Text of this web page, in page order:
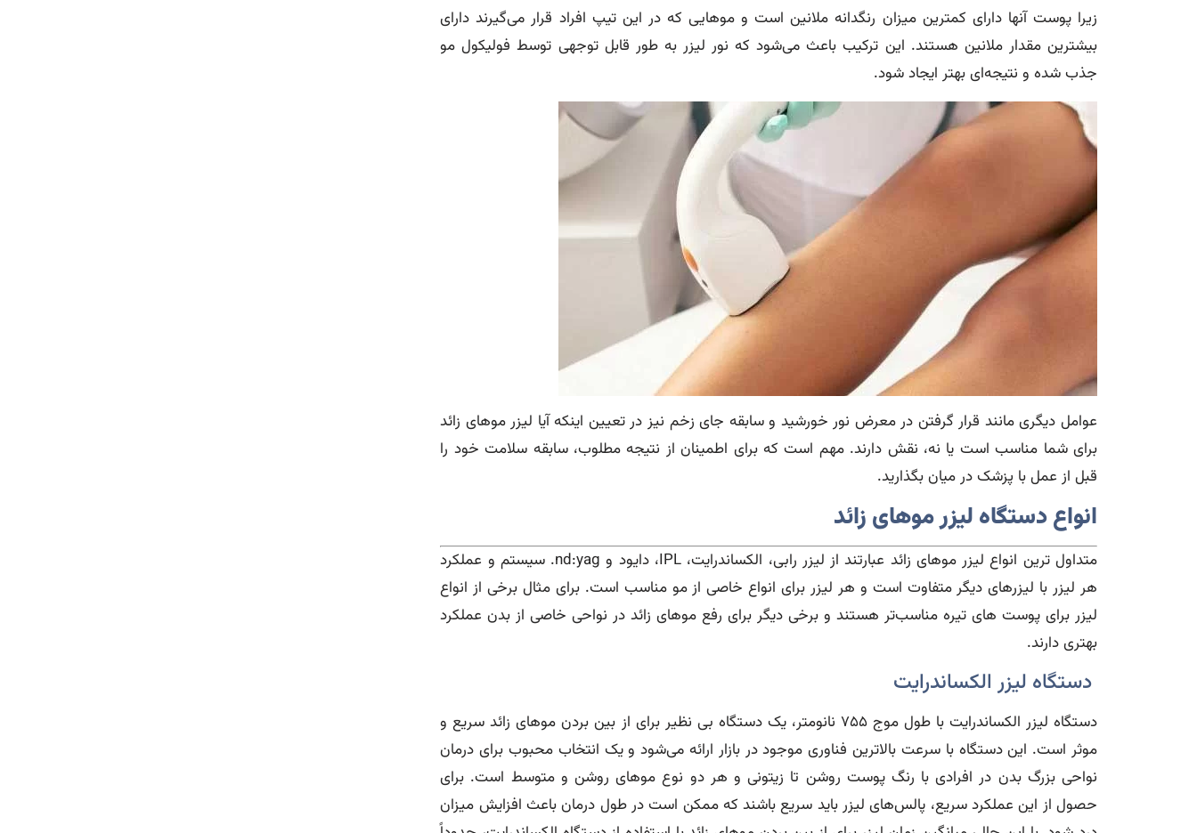
زیرا پوست آنها دارای کمترین میزان رنگدانه ملانین است و موهایی که در این تیپ افراد قرار می‌گیرند دارای
بیشترین مقدار ملانین هستند. این ترکیب باعث می‌شود که نور لیزر به طور قابل توجهی توسط فولیکول مو
جذب شده و نتیجه‌ای بهتر ایجاد شود.
عوامل دیگری مانند قرار گرفتن در معرض نور خورشید و سابقه جای زخم نیز در تعیین اینکه آیا لیزر موهای زائد
برای شما مناسب است یا نه، نقش دارند. مهم است که برای اطمینان از نتیجه مطلوب، سابقه سلامت خود را
قبل از عمل با پزشک در میان بگذارید.
انواع دستگاه لیزر موهای زائد
متداول‌ ترین انواع لیزر موهای زائد عبارتند از لیزر رابی، الکساندرایت، IPL، دایود و nd:yag. سیستم و عملکرد
هر لیزر با لیزر‌های دیگر متفاوت است و هر لیزر برای انواع خاصی از مو مناسب است. برای مثال برخی از انواع
لیزر برای پوست‌ های تیره مناسب‌تر هستند و برخی دیگر برای رفع موهای زائد در نواحی خاصی از بدن عملکرد
بهتری دارند.
دستگاه لیزر الکساندرایت
دستگاه لیزر الکساندرایت با طول موج ۷۵۵ نانومتر، یک دستگاه بی نظیر برای از بین بردن موهای زائد سریع و
موثر است. این دستگاه با سرعت بالاترین فناوری موجود در بازار ارائه می‌شود و یک انتخاب محبوب برای درمان
نواحی بزرگ بدن در افرادی با رنگ پوست روشن تا زیتونی و هر دو نوع موهای روشن و متوسط است. برای
حصول از این عملکرد سریع، پالس‌های لیزر باید سریع باشند که ممکن است در طول درمان باعث افزایش میزان